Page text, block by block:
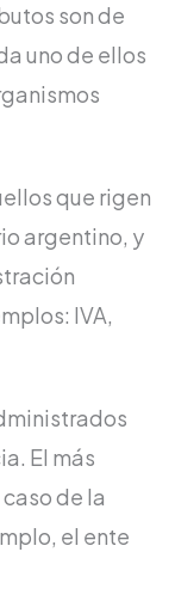
son de
uno de ellos
que rigen
argentino, y
IVA,
El más
de la
el ente